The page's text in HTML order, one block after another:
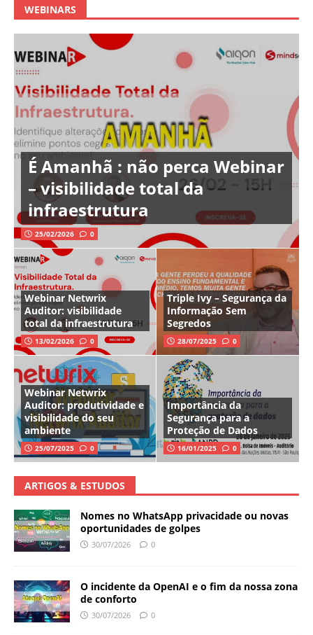
WEBINARS
É Amanhã : não perca Webinar
– visibilidade total da
infraestrutura
25/02/2026 0
Webinar Netwrix
Auditor: visibilidade
total da infraestrutura
13/02/2026 0
Triple Ivy – Segurança da
Informação Sem
Segredos
28/07/2025 0
Webinar Netwrix
Auditor: produtividade e
visibilidade do seu
ambiente
25/07/2025 0
Importância da
Segurança para a
Proteção de Dados
16/01/2025 0
ARTIGOS & ESTUDOS
Nomes no WhatsApp privacidade ou novas
oportunidades de golpes
30/07/2026 0
O incidente da OpenAI e o fim da nossa zona
de conforto
30/07/2026 0